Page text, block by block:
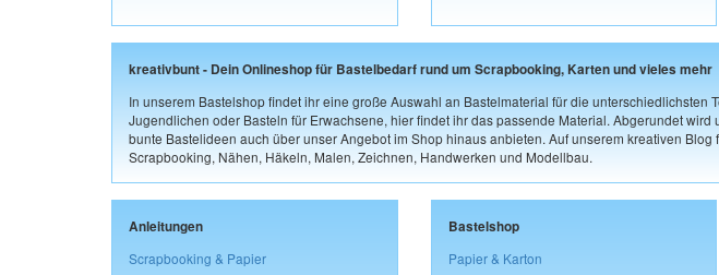
kreativbunt - Dein Onlineshop für Bastelbedarf rund um Scrapbooking, Karten und vieles mehr
In unserem Bastelshop findet ihr eine große Auswahl an Bastelmaterial für die
Jugendlichen oder Basteln für Erwachsene, hier findet ihr das passende Material. Abgerundet
bunte Bastelideen auch über unser Angebot im Shop hinaus anbieten. Auf unserem kreativen
Scrapbooking, Nähen, Häkeln, Malen, Zeichnen, Handwerken und Modellbau.
Anleitungen
Scrapbooking & Papier
Bastelshop
Papier & Karton